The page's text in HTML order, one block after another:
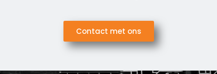
Contact met ons